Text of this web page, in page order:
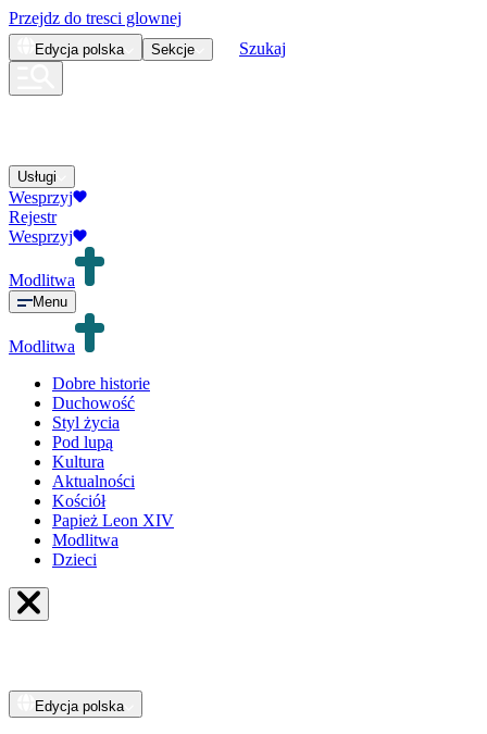
Przejdz do tresci glownej
Edycja polska Sekcje Szukaj
Usługi
Wesprzyj
Rejestr
Wesprzyj
Modlitwa
Menu
Modlitwa
Dobre historie
Duchowość
Styl życia
Pod lupą
Kultura
Aktualności
Kościół
Papież Leon XIV
Modlitwa
Dzieci
Edycja polska